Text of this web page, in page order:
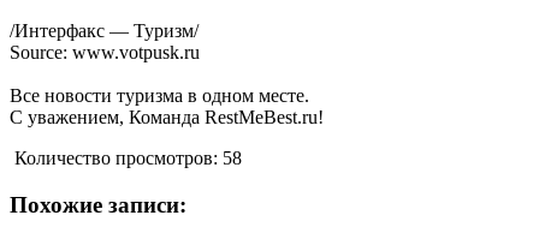
/Интерфакс — Туризм/
Source: www.votpusk.ru
Все новости туризма в одном месте.
С уважением, Команда RestMeBest.ru!
Количество просмотров: 58
Похожие записи: